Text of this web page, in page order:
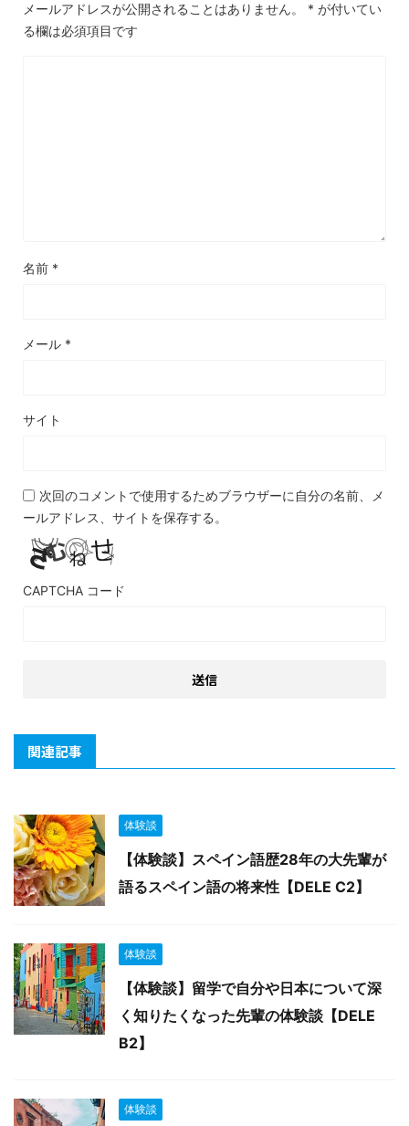
メールアドレスが公開されることはありません。 * が付いてい
る欄は必須項目です
名前 *
メール *
サイト
次回のコメントで使用するためブラウザーに自分の名前、メ
ールアドレス、サイトを保存する。
CAPTCHA コード
関連記事
体験談
【体験談】スペイン語歴28年の大先輩が
語るスペイン語の将来性【DELE C2】
体験談
【体験談】留学で自分や日本について深
く知りたくなった先輩の体験談【DELE
B2】
体験談